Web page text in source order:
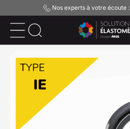
Nos experts à votre écoute :